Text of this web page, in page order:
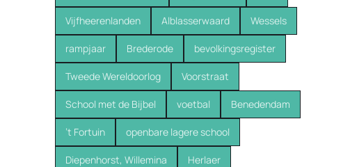
Vijfheerenlanden Alblasserwaard Wessels
rampjaar Brederode bevolkingsregister
Tweede Wereldoorlog Voorstraat
School met de Bijbel voetbal Benedendam
’t Fortuin openbare lagere school
Diepenhorst, Willemina Herlaer